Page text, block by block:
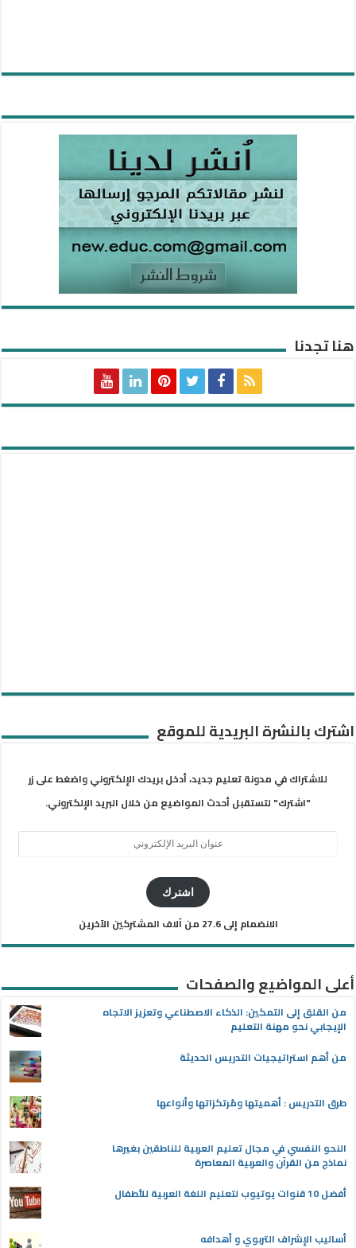
هنا تجدنا
اشترك بالنشرة البريدية للموقع
للاشتراك في مدونة تعليم جديد، أدخل بريدك الإلكتروني واضغط على زر
"اشترك" لتستقبل أحدث المواضيع من خلال البريد الإلكتروني.
اشترك
الانضمام إلى 27.6 من آلاف المشتركين الآخرين
أعلى المواضيع والصفحات
من القلق إلى التمكين: الذكاء الاصطناعي وتعزيز الاتجاه
الإيجابي نحو مهنة التعليم
من أهم استراتيجيات التدريس الحديثة
طرق التدريس : أهميتها ومُرتكزاتها وأنواعها
النحو النفسي في مجال تعليم العربية للناطقين بغيرها
نماذج من القرآن والعربية المعاصرة
أفضل 10 قنوات يوتيوب لتعليم اللغة العربية للأطفال
أساليب الإشراف التربوي و أهدافه